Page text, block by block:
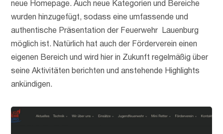
neue Homepage. Auch neue Kategorien und Bereiche
wurden hinzugefügt, sodass eine umfassende und
authentische Präsentation der Feuerwehr Lauenburg
möglich ist. Natürlich hat auch der Förderverein einen
eigenen Bereich und wird hier in Zukunft regelmäßig über
seine Aktivitäten berichten und anstehende Highlights
ankündigen.